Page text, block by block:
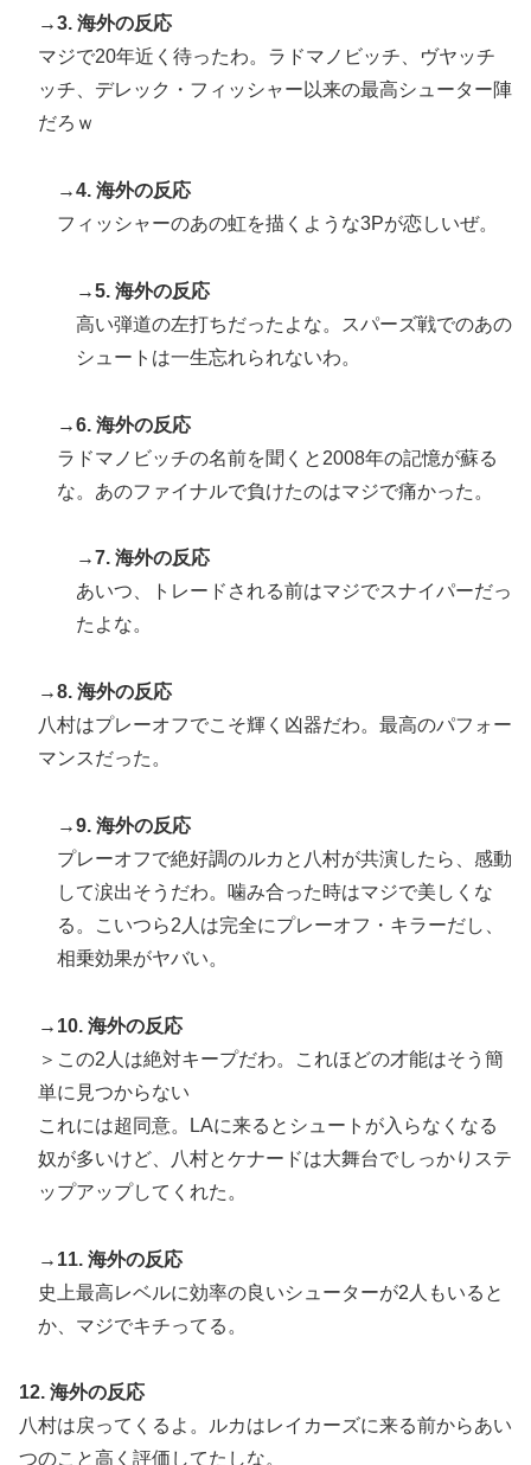
→3. 海外の反応
マジで20年近く待ったわ。ラドマノビッチ、ヴヤッチ
ッチ、デレック・フィッシャー以来の最高シューター陣
だろｗ
→4. 海外の反応
フィッシャーのあの虹を描くような3Pが恋しいぜ。
→5. 海外の反応
高い弾道の左打ちだったよな。スパーズ戦でのあの
シュートは一生忘れられないわ。
→6. 海外の反応
ラドマノビッチの名前を聞くと2008年の記憶が蘇る
な。あのファイナルで負けたのはマジで痛かった。
→7. 海外の反応
あいつ、トレードされる前はマジでスナイパーだっ
たよな。
→8. 海外の反応
八村はプレーオフでこそ輝く凶器だわ。最高のパフォー
マンスだった。
→9. 海外の反応
プレーオフで絶好調のルカと八村が共演したら、感動
して涙出そうだわ。噛み合った時はマジで美しくな
る。こいつら2人は完全にプレーオフ・キラーだし、
相乗効果がヤバい。
→10. 海外の反応
＞この2人は絶対キープだわ。これほどの才能はそう簡
単に見つからない
これには超同意。LAに来るとシュートが入らなくなる
奴が多いけど、八村とケナードは大舞台でしっかりステ
ップアップしてくれた。
→11. 海外の反応
史上最高レベルに効率の良いシューターが2人もいると
か、マジでキチってる。
12. 海外の反応
八村は戻ってくるよ。ルカはレイカーズに来る前からあい
つのこと高く評価してたしな。